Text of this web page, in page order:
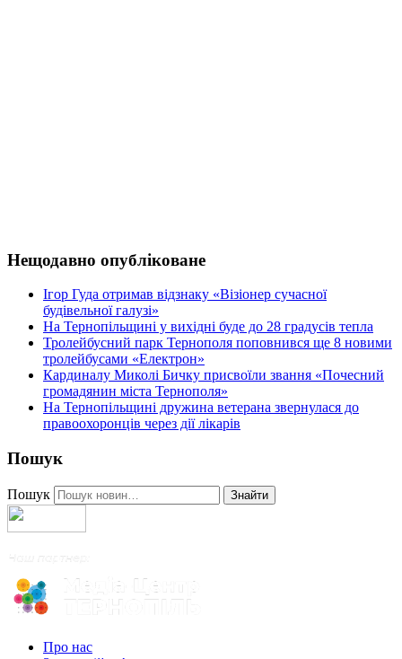
Нещодавно опубліковане
Ігор Гуда отримав відзнаку «Візіонер сучасної
будівельної галузі»
На Тернопільщині у вихідні буде до 28 градусів тепла
Тролейбусний парк Тернополя поповнився ще 8 новими
тролейбусами «Електрон»
Кардиналу Миколі Бичку присвоїли звання «Почесний
громадянин міста Тернополя»
На Тернопільщині дружина ветерана звернулася до
правоохоронців через дії лікарів
Пошук
Пошук Знайти
Про нас